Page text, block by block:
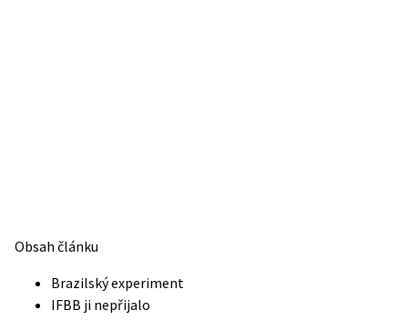
Obsah článku
Brazilský experiment
IFBB ji nepřijalo